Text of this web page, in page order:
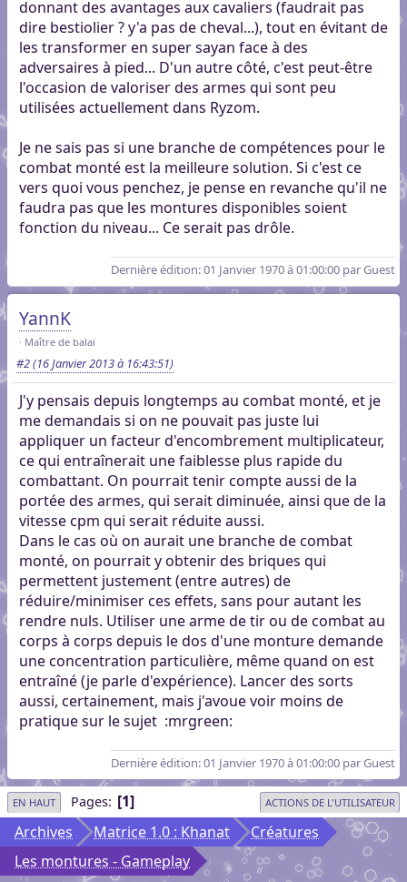
donnant des avantages aux cavaliers (faudrait pas
dire bestiolier ? y'a pas de cheval...), tout en évitant de
les transformer en super sayan face à des
adversaires à pied... D'un autre côté, c'est peut-être
l'occasion de valoriser des armes qui sont peu
utilisées actuellement dans Ryzom.
Je ne sais pas si une branche de compétences pour le
combat monté est la meilleure solution. Si c'est ce
vers quoi vous penchez, je pense en revanche qu'il ne
faudra pas que les montures disponibles soient
fonction du niveau... Ce serait pas drôle.
Dernière édition: 01 Janvier 1970 à 01:00:00 par Guest
YannK
Maître de balai
#2(16 Janvier 2013 à 16:43:51)
J'y pensais depuis longtemps au combat monté, et je
me demandais si on ne pouvait pas juste lui
appliquer un facteur d'encombrement multiplicateur,
ce qui entraînerait une faiblesse plus rapide du
combattant. On pourrait tenir compte aussi de la
portée des armes, qui serait diminuée, ainsi que de la
vitesse cpm qui serait réduite aussi.
Dans le cas où on aurait une branche de combat
monté, on pourrait y obtenir des briques qui
permettent justement (entre autres) de
réduire/minimiser ces effets, sans pour autant les
rendre nuls. Utiliser une arme de tir ou de combat au
corps à corps depuis le dos d'une monture demande
une concentration particulière, même quand on est
entraîné (je parle d'expérience). Lancer des sorts
aussi, certainement, mais j'avoue voir moins de
pratique sur le sujet :mrgreen:
Dernière édition: 01 Janvier 1970 à 01:00:00 par Guest
EN HAUT Pages 1 ACTIONS DE L'UTILISATEUR
Archives Matrice 1.0 : Khanat
Créatures
Les montures - Gameplay